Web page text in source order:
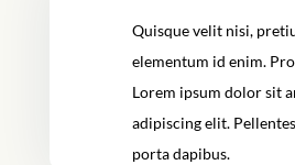
Quisque velit nisi,
elementum id enim.
Lorem ipsum dolor sit
adipiscing elit.
porta dapibus.